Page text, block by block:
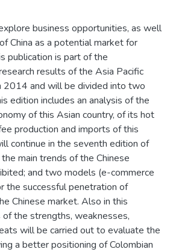
business opportunities, as well
China as a potential market for
publication is part of the
results of the Asia Pacific
2014 and will be divided into two
edition includes an analysis of the
of this Asian country, of its hot
production and imports of this
continue in the seventh edition of
main trends of the Chinese
and two models (e-commerce
the successful penetration of
Chinese market. Also in this
of the strengths, weaknesses,
will be carried out to evaluate the
a better positioning of Colombian